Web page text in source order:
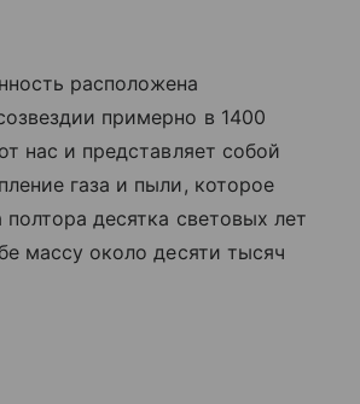
расположена
примерно в 1400
нас и представляет собой
газа и пыли, которое
полтора десятка световых лет
массу около десяти тысяч